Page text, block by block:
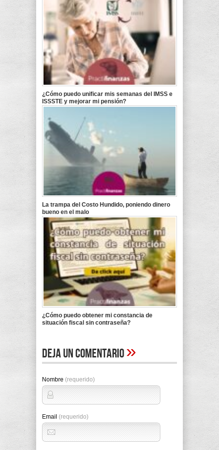
¿Cómo puedo unificar mis semanas del IMSS e
ISSSTE y mejorar mi pensión?
La trampa del Costo Hundido, poniendo dinero
bueno en el malo
¿Cómo puedo obtener mi constancia de
situación fiscal sin contraseña?
Deja un comentario»
Nombre (requerido)
Email (requerido)